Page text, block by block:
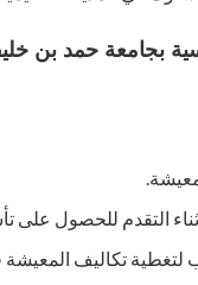
بجامعة حمد بن
التقدم للحصول على
تكاليف